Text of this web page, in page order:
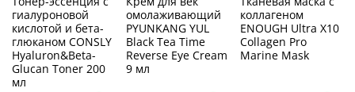
гиалуроновой
кислотой и бета-
глюканом CONSLY
Hyaluron&Beta-
Glucan Toner 200
мл
омолаживающий
PYUNKANG YUL
Black Tea Time
Reverse Eye Cream
9 мл
коллагеном
ENOUGH Ultra X10
Collagen Pro
Marine Mask